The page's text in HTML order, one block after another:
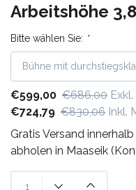
Arbeitshöhe
Bitte wählen Sie: *
€599,00 €686,00
€724,79 €830,06 Inkl.
Gratis Versand
abholen in Maaseik